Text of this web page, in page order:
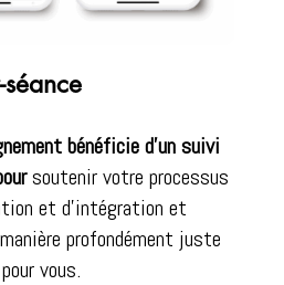
bénéficie d’un suivi
soutenir votre processus
et d’intégration et
manière profondément juste
vous.